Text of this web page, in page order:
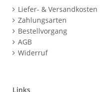
Navigation
überspringen
Liefer- & Versandkosten
Zahlungsarten
Bestellvorgang
AGB
Widerruf
Links